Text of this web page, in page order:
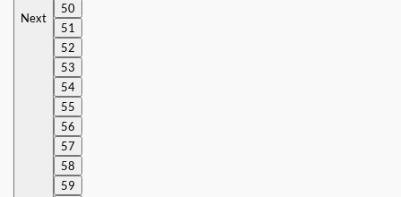
Next
50
51
52
53
54
55
56
57
58
59